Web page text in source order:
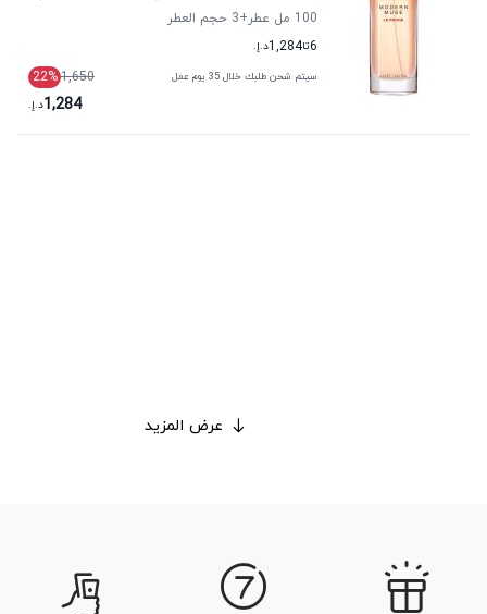
100 مل عطر
+3
حجم العطر
6تا1,284د.إ.
سيتم شحن طلبك خلال 35 يوم عمل 1,650
22%
1,284د.إ.
عرض المزيد